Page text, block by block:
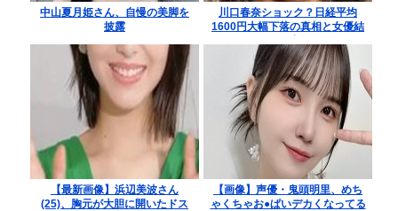
中山夏月姫さん、自慢の美脚を
披露
川口春奈ショック？日経平均
1600円大幅下落の真相と女優結
【最新画像】浜辺美波さん
(25)、胸元が大胆に開いたドス
【画像】声優・鬼頭明里、めち
ゃくちゃお●ぱいデカくなってる